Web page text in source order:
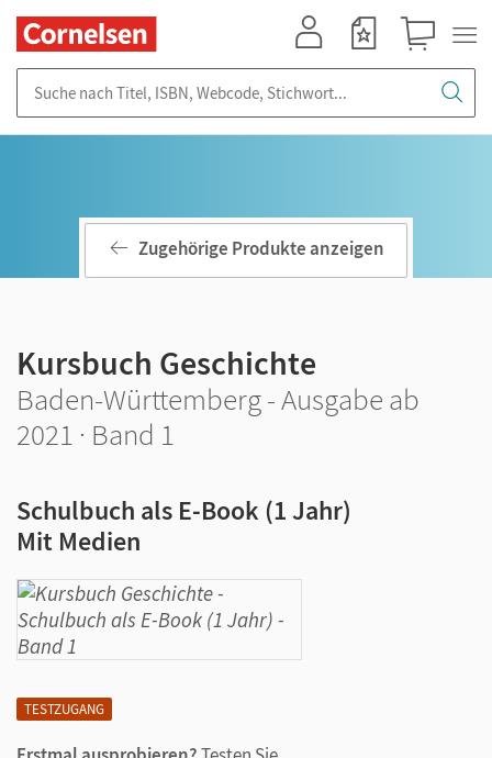
TESTZUGANG
Zugehörige Produkte anzeigen
Kursbuch Geschichte
Baden-Württemberg - Ausgabe ab
2021 · Band 1
Schulbuch als E-Book (1 Jahr)
Mit Medien